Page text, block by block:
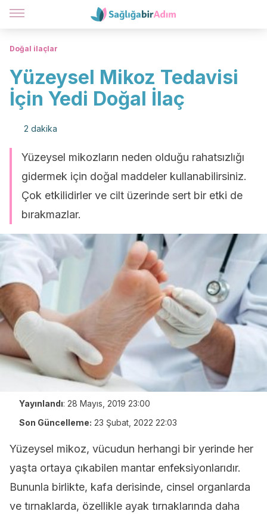
Doğal ilaçlar
Yüzeysel Mikoz Tedavisi
İçin Yedi Doğal İlaç
2 dakika
Yüzeysel mikozların neden olduğu rahatsızlığı
gidermek için doğal maddeler kullanabilirsiniz.
Çok etkilidirler ve cilt üzerinde sert bir etki de
bırakmazlar.
Yayınlandı: 28 Mayıs, 2019 23:00
Son Güncelleme: 23 Şubat, 2022 22:03
Yüzeysel mikoz, vücudun herhangi bir yerinde her
yaşta ortaya çıkabilen mantar enfeksiyonlarıdır.
Bununla birlikte, kafa derisinde, cinsel organlarda
ve tırnaklarda, özellikle ayak tırnaklarında daha